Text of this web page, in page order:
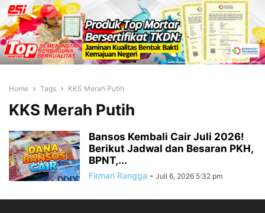
Home Tags KKS Merah Putih
KKS Merah Putih
Bansos Kembali Cair Juli 2026!
Berikut Jadwal dan Besaran PKH,
BPNT,...
Firman Rangga - Juli 6, 2026 5:32 pm